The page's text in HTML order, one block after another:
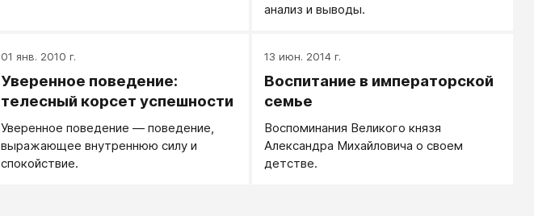
анализ и выводы.
01 янв. 2010 г.
Уверенное поведение:
телесный корсет успешности
Уверенное поведение — поведение,
выражающее внутреннюю силу и
спокойствие.
13 июн. 2014 г.
Воспитание в императорской
семье
Воспоминания Великого князя
Александра Михайловича о своем
детстве.